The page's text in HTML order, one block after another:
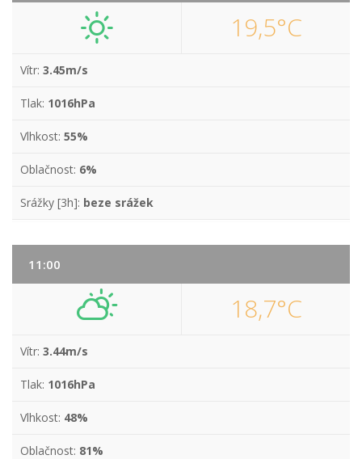
19,5°C
Vítr: 3.45m/s
Tlak: 1016hPa
Vlhkost: 55%
Oblačnost: 6%
Srážky [3h]: beze srážek
11:00
18,7°C
Vítr: 3.44m/s
Tlak: 1016hPa
Vlhkost: 48%
Oblačnost: 81%